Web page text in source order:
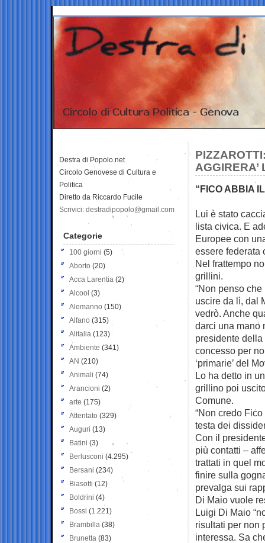
“FICO ABBIA
Lui è stato
lista civica. E
Europee con
essere federata
Nel frattempo
grillini.
“Non penso
uscire da lì, dal
vedrò. Anche
darci una mano
presidente
concesso per
‘primarie’ del
Lo ha detto in
grillino poi
Comune.
“Non credo
testa dei
Con il
più contatti –
trattati in quel
finire sulla
prevalga sui
Di Maio vuole
Luigi Di Maio
risultati per non
interessa. Sa
Destra di Popolo.net
Circolo Genovese di Cultura e
Politica
Diretto da Riccardo Fucile
Scrivici: destradipopolo@gmail.com
Categorie
100 giorni (5)
Aborto (20)
Acca Larentia (2)
Alcool (3)
Alemanno (150)
Alfano (315)
Alitalia (123)
Ambiente (341)
AN (210)
Animali (74)
Arancioni (2)
arte (175)
Attentato (329)
Auguri (13)
Batini (3)
Berlusconi (4.295)
Bersani (234)
Biasotti (12)
Boldrini (4)
Bossi (1.221)
Brambilla (38)
Brunetta (83)